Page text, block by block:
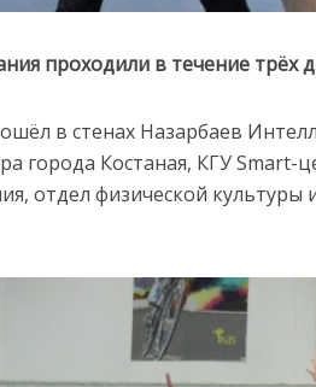
проходили в течение трёх
в стенах Назарбаев
города Костаная, КГУ Smart-
отдел физической